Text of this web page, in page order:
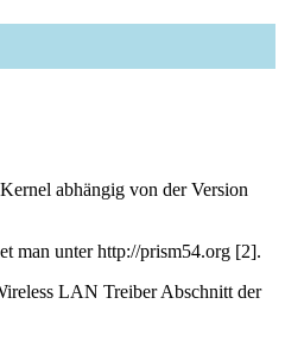
abhängig von der Version
man unter http://prism54.org [2].
LAN Treiber Abschnitt der